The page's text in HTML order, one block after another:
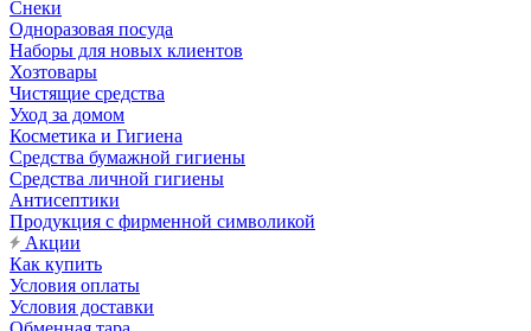
Снеки
Одноразовая посуда
Наборы для новых клиентов
Хозтовары
Чистящие средства
Уход за домом
Косметика и Гигиена
Средства бумажной гигиены
Средства личной гигиены
Антисептики
Продукция с фирменной символикой
Акции
Как купить
Условия оплаты
Условия доставки